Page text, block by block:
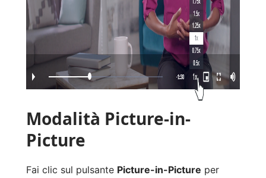
Modalità Picture-in-
Picture
Fai clic sul pulsante Picture-in-Picture per